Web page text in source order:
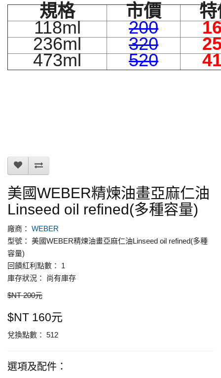
規格 市價
118ml
200
236ml
320
473ml
520
美國WEBER精煉油畫亞麻仁油
Linseed oil refined(多種容量)
廠商： WEBER
型號： 美國WEBER精煉油畫亞麻仁油Linseed oil refined(多種
容量)
回饋紅利點數： 1
庫存狀況： 尚有庫存
$NT 200元
$NT 160元
兌換點數： 512
選項及配件：